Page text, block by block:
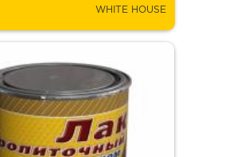
WHITE HOUSE